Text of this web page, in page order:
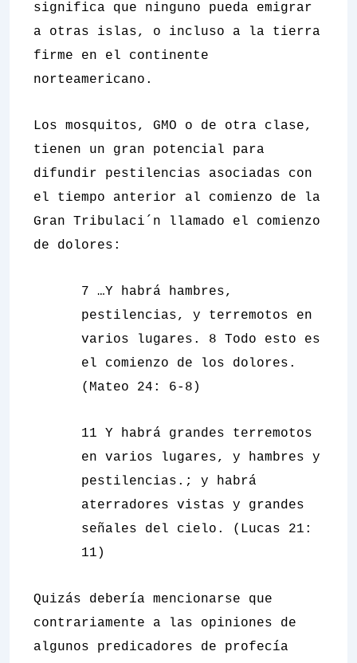
significa que ninguno pueda emigrar
a otras islas, o incluso a la tierra
firme en el continente
norteamericano.
Los mosquitos, GMO o de otra clase,
tienen un gran potencial para
difundir pestilencias asociadas con
el tiempo anterior al comienzo de la
Gran Tribulaci´n llamado el comienzo
de dolores:
7 …Y habrá hambres,
pestilencias, y terremotos en
varios lugares . 8 Todo esto es
el comienzo de los dolores.
(Mateo 24: 6-8)
11 Y habrá grandes terremotos
en varios lugares, y hambres y
pestilencias.; y habrá
aterradores vistas y grandes
señales del cielo. (Lucas 21:
11)
Quizás debería mencionarse que
contrariamente a las opiniones de
algunos predicadores de profecía